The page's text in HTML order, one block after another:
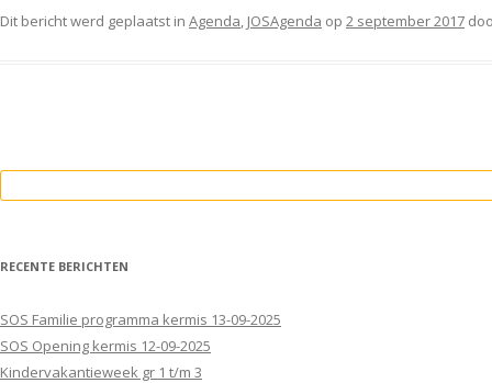
Dit bericht werd geplaatst in Agenda, JOSAgenda op 2 september 2017
RECENTE BERICHTEN
SOS Familie programma kermis 13-09-2025
SOS Opening kermis 12-09-2025
Kindervakantieweek gr 1 t/m 3